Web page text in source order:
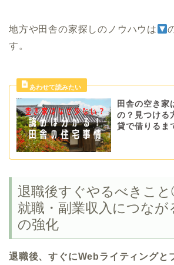
地方や田舎の家探しのノウハウは
す。
田舎の空き家
の？見つける
貸で借りるま
退職後すぐやるべきこ
就職・副業収入につなが
の強化
退職後、すぐにWebライティングと